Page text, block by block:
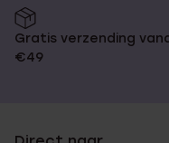
Gratis verzending
€49